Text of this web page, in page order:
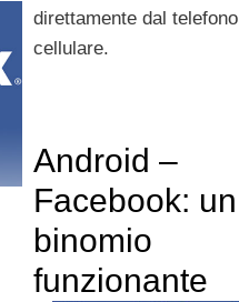
direttamente dal telefono
cellulare.
Android –
Facebook: un
binomio
funzionante